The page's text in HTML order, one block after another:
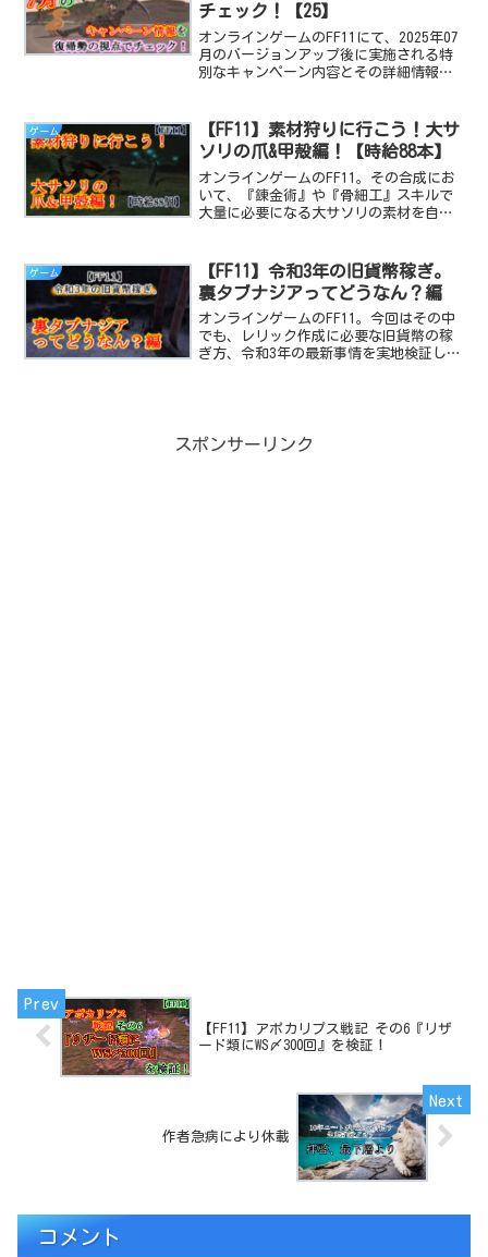
チェック！【25】
オンラインゲームのFF11にて、2025年07
月のバージョンアップ後に実施される特
別なキャンペーン内容とその詳細情報を
ゲーム
【FF11】素材狩りに行こう！大サ
ソリの爪&甲殻編！【時給88本】
オンラインゲームのFF11。その合成にお
いて、『錬金術』や『骨細工』スキルで
大量に必要になる大サソリの素材を自力
ゲーム
【FF11】令和3年の旧貨幣稼ぎ。
裏タブナジアってどうなん？編
オンラインゲームのFF11。今回はその中
でも、レリック作成に必要な旧貨幣の稼
ぎ方、令和3年の最新事情を実地検証して
スポンサーリンク
【FF11】アポカリプス戦記 その6『リザ
ード類にWS〆300回』を検証！
作者急病により休載
コメント